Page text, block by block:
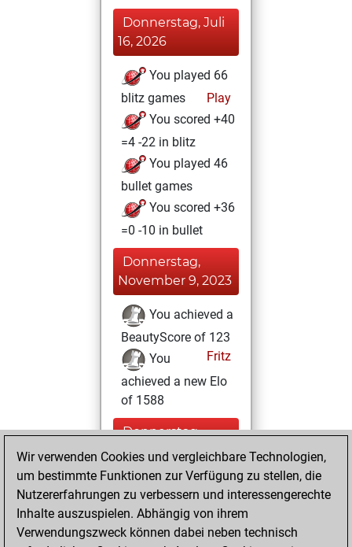
Donnerstag, Juli
16, 2026
You played 66
blitz games
Play
You scored +40
=4 -22 in blitz
You played 46
bullet games
You scored +36
=0 -10 in bullet
Donnerstag,
November 9, 2023
You achieved a
BeautyScore of 123
Fritz
You
achieved a new Elo
of 1588
Donnerstag,
August 31, 2023
You created
your Fritz account
Fritz
Sonntag,
Wir verwenden Cookies und vergleichbare Technologien,
um bestimmte Funktionen zur Verfügung zu stellen, die
Nutzererfahrungen zu verbessern und interessengerechte
Inhalte auszuspielen. Abhängig von ihrem
Verwendungszweck können dabei neben technisch